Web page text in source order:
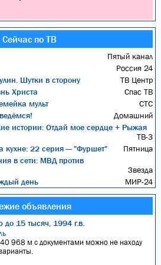
Сейчас по ТВ
Пятый канал
Россия 24
Шутки в сторону ТВ Центр
Христа Спас ТВ
мульт СТС
Домашний
истории: Отдай мое сердце + Рыжая
ТВ-3
кухне: 22 серия — "Фуршет" Пятница
в сети: МВД против
Звезда
день МИР-24
объявления
15 тысяч, 1994 г.в.
40 968 м с документами можно не находу